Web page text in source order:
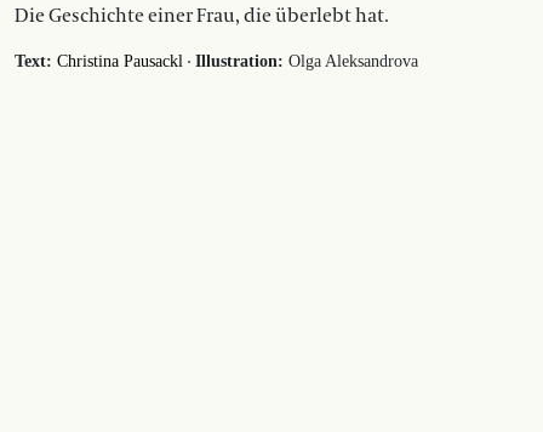
Die Geschichte einer Frau, die überlebt hat.
Text: Christina Pausackl · Illustration: Olga Aleksandrova